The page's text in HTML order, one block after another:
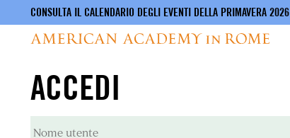
contenuto
principale
CONSULTA IL CALENDARIO DEGLI EVENTI DELLA PRIMAVERA 2026
ACCEDI